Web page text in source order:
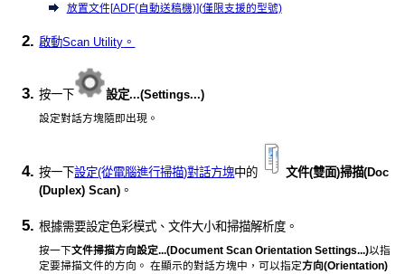
放置文件[ADF(自動送稿機)](僅限支援的型號)
啟動Scan Utility 。
按一下 設定...(Settings...)
設定對話方塊隨即出現。
按一下設定(從電腦進行掃描)對話方塊中的 文件(雙面)掃描(Doc
(Duplex) Scan) 。
根據需要設定色彩模式、文件大小和掃描解析度。
按一下文件掃描方向設定...(Document Scan Orientation Settings...)以指
定要掃描文件的方向。 在顯示的對話方塊中，可以指定方向(Orientation)